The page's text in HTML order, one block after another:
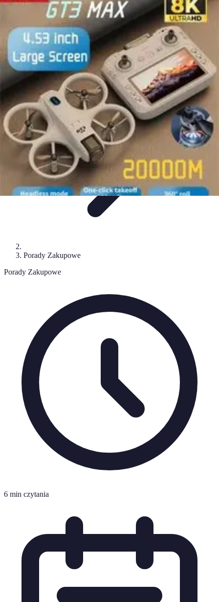
Zakupy Na Topie
Porady Zakupowe Porady zakupowe PromocjeTrendy i
nowości
Zakupy Na Topie
Porady Zakupowe
Porady Zakupowe
6 min czytania